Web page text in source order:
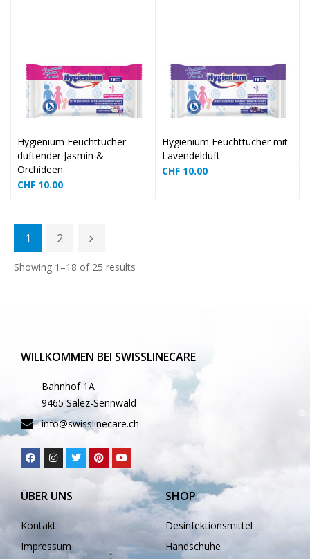
Hygienium Feuchttücher
duftender Jasmin &
Orchideen
CHF 10.00
Hygienium Feuchttücher mit
Lavendelduft
CHF10.00
1 2
Showing 1–18 of 25 results
WILLKOMMEN BEI SWISSLINECARE
Bahnhof 1A
9465 Salez-Sennwald
info@swisslinecare.ch
ÜBER UNS
Kontakt
Impressum
SHOP
Desinfektionsmittel
Handschuhe
❅
❅
❅
❅